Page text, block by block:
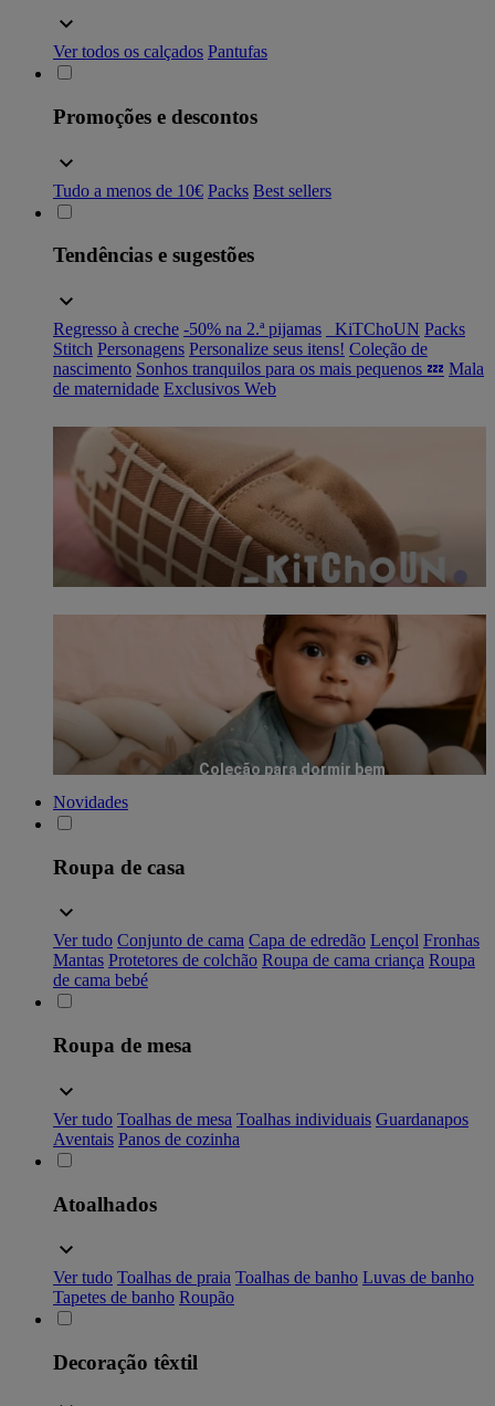
Ver todos os calçados Pantufas
Promoções e descontos
Tudo a menos de 10€ Packs Best sellers
Tendências e sugestões
Regresso à creche -50% na 2.ª pijamas _KiTChoUN Packs
Stitch Personagens Personalize seus itens! Coleção de
nascimento Sonhos tranquilos para os mais pequenos 💤 Mala
de maternidade Exclusivos Web
Coleção para dormir bem
Novidades
Roupa de casa
Ver tudo Conjunto de cama Capa de edredão Lençol Fronhas
Mantas Protetores de colchão Roupa de cama criança Roupa
de cama bebé
Roupa de mesa
Ver tudo Toalhas de mesa Toalhas individuais Guardanapos
Aventais Panos de cozinha
Atoalhados
Ver tudo Toalhas de praia Toalhas de banho Luvas de banho
Tapetes de banho Roupão
Decoração têxtil